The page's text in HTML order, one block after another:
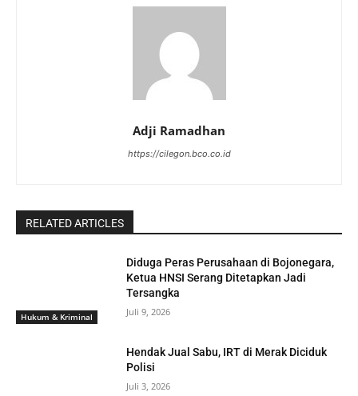
Adji Ramadhan
https://cilegon.bco.co.id
RELATED ARTICLES
Hukum & Kriminal
Diduga Peras Perusahaan di Bojonegara,
Ketua HNSI Serang Ditetapkan Jadi
Tersangka
Juli 9, 2026
Hendak Jual Sabu, IRT di Merak Diciduk
Polisi
Juli 3, 2026